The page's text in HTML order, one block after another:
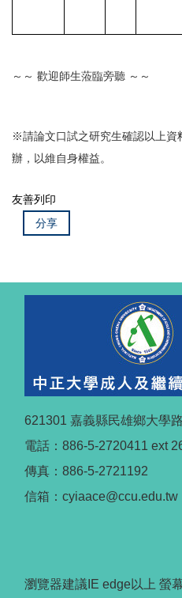
～～ 歡迎師生蒞臨旁聽 ～～
※請論文口試之研究生確認以上資
辦，以維自身權益。
友善列印
分享
621301 嘉義縣民雄鄉大學
電話：886-5-2720411 ext
傳真：886-5-2721192
信箱：cyiaace@ccu.edu.tw
瀏覽器建議IE edge以上 螢